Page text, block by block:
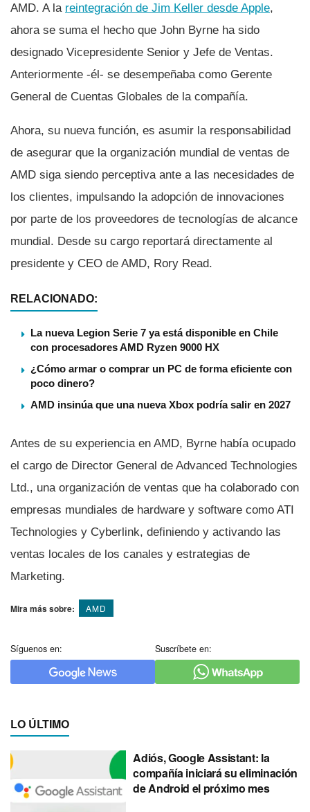
AMD. A la reintegración de Jim Keller desde Apple,
ahora se suma el hecho que John Byrne ha sido
designado Vicepresidente Senior y Jefe de Ventas.
Anteriormente -él- se desempeñaba como Gerente
General de Cuentas Globales de la compañí­a.
Ahora, su nueva función, es asumir la responsabilidad
de asegurar que la organización mundial de ventas de
AMD siga siendo perceptiva ante a las necesidades de
los clientes, impulsando la adopción de innovaciones
por parte de los proveedores de tecnologí­as de alcance
mundial. Desde su cargo reportará directamente al
presidente y CEO de AMD, Rory Read.
RELACIONADO:
La nueva Legion Serie 7 ya está disponible en Chile
con procesadores AMD Ryzen 9000 HX
¿Cómo armar o comprar un PC de forma eficiente con
poco dinero?
AMD insinúa que una nueva Xbox podría salir en 2027
Antes de su experiencia en AMD, Byrne habí­a ocupado
el cargo de Director General de Advanced Technologies
Ltd., una organización de ventas que ha colaborado con
empresas mundiales de hardware y software como ATI
Technologies y Cyberlink, definiendo y activando las
ventas locales de los canales y estrategias de
Marketing.
Mira más sobre: AMD
Síguenos en: Suscríbete en:
LO ÚLTIMO
Adiós, Google Assistant: la
compañía iniciará su eliminación
de Android el próximo mes